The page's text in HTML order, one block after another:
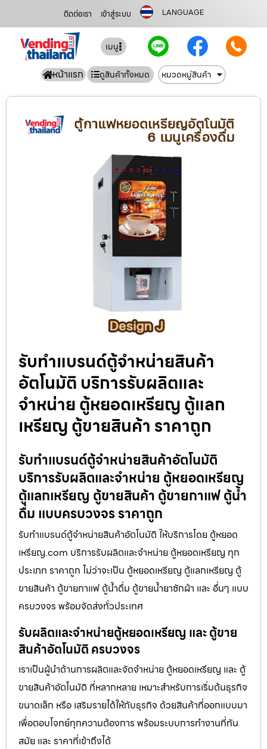
ติดต่อเรา เข้าสู่ระบบ LANGUAGE
เมนู
หน้าแรก ดูสินค้าทั้งหมด หมวดหมู่สินค้า
รับทำแบรนด์ตู้จำหน่ายสินค้า​
อัตโนมัติ บริการรับผลิตและ
จำหน่าย ตู้หยอดเหรียญ ตู้แลก
เหรียญ ตู้ขายสินค้า ราคาถูก
รับทำแบรนด์ตู้จำหน่ายสินค้า​อัตโนมัติ
บริการรับผลิตและจำหน่าย ตู้หยอดเหรียญ
ตู้แลกเหรียญ ตู้ขายสินค้า ตู้ขายกาแฟ ตู้น้ำ
ดื่ม แบบครบวงจร ราคาถูก
รับทำแบรนด์ตู้จำหน่ายสินค้า​อัตโนมัติ ให้บริการโดย ตู้หยอด
เหรียญ.com บริการรับผลิตและจำหน่าย ตู้หยอดเหรียญ ทุก
ประเภท ราคาถูก ไม่ว่าจะเป็น ตู้หยอดเหรียญ ตู้แลกเหรียญ ตู้
ขายสินค้า ตู้ขายกาแฟ ตู้น้ำดื่ม ตู้ขายน้ำยาซักผ้า และ อื่นๆ แบบ
ครบวงจร พร้อมจัดส่งทั่วประเทศ
รับผลิตและจำหน่ายตู้หยอดเหรียญ และ ตู้ขาย
สินค้าอัตโนมัติ ครบวงจร
เราเป็นผู้นำด้านการผลิตและจัดจำหน่าย ตู้หยอดเหรียญ และ ตู้
ขายสินค้าอัตโนมัติ ที่หลากหลาย เหมาะสำหรับการเริ่มต้นธุรกิจ
ขนาดเล็ก หรือ เสริมรายได้ให้กับธุรกิจ ด้วยสินค้าที่ออกแบบมา
เพื่อตอบโจทย์ทุกความต้องการ พร้อมระบบการทำงานที่ทัน
สมัย และ ราคาที่เข้าถึงได้